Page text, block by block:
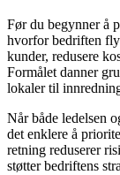
Før du begynner å
hvorfor bedriften
kunder, redusere
Formålet danner
lokaler til
Når både ledelsen
det enklere å
retning reduserer
støtter bedriftens